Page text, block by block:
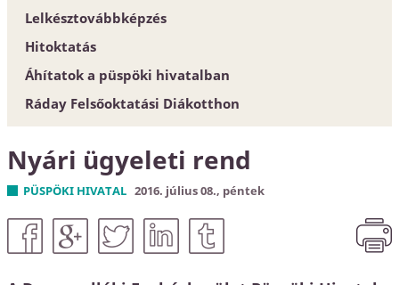
Egyházközségek
Esperesi Hivatalok
Püspöki Hivatal
Elnökség és szervezet
Konferencia-központ
Címtár
Lelkésztovábbképzés
Hitoktatás
Hitoktatót keresünk
Hitoktató állást keres
Áhítatok a püspöki hivatalban
Ráday Felsőoktatási Diákotthon
Nyári ügyeleti rend
PÜSPÖKI HIVATAL 2016. július 08., péntek